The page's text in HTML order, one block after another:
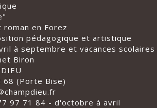
en Forez
pédagogique et artistique
à septembre et vacances scolaires
Biron
68 (Porte Bise)
97 71 84 - d'octobre à avril